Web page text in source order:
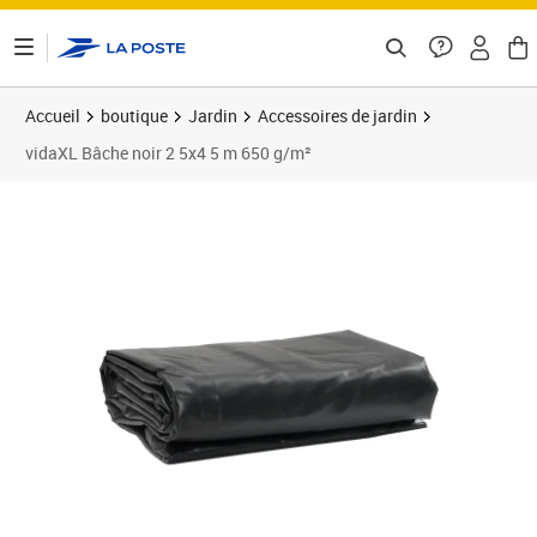
Accueil boutique Jardin
Accessoires de jardin
vidaXL Bâche noir 2 5x4 5 m 650 g/m²